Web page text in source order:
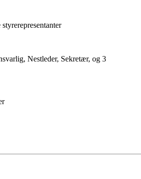
Nestleder, Sekretær, og 3